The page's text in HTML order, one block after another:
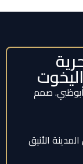
صمم
الأنيق